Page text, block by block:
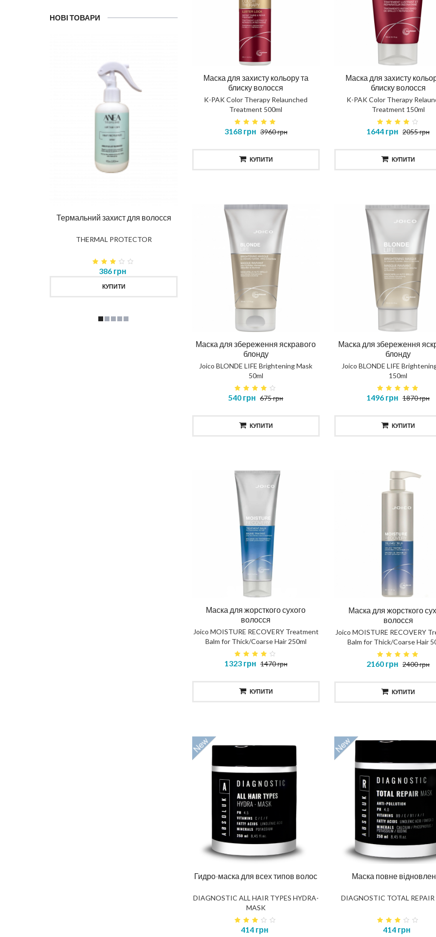
НОВІ ТОВАРИ
Термальний захист для волосся
THERMAL PROTECTOR
386 грн
КУПИТИ
КУПИТИ
SHAMPOO
КУПИТИ
Маска для захисту кольору та
блиску волосся
K-PAK Color Therapy Relaunched
Treatment 500ml
3168 грн 3960 грн
КУПИТИ
Маска для захисту
блиску волосся
K-PAK Color Therapy
Treatment 150ml
1644 грн 2055 грн
КУПИТИ
Маска для збереження яскравого
блонду
Joico BLONDE LIFE Brightening Mask
50ml
540 грн 675 грн
КУПИТИ
Маска для збереження
блонду
Joico BLONDE LIFE
150ml
1496 грн 1870 грн
КУПИТИ
Маска для жорсткого сухого
волосся
Joico MOISTURE RECOVERY Treatment
Balm for Thick/Coarse Hair 250ml
1323 грн 1470 грн
КУПИТИ
Маска для жорсткого
волосся
Joico MOISTURE RECOVERY
Balm for Thick/Coarse Hair
2160 грн 2400 грн
КУПИТИ
Гидро-маска для всех типов волос
DIAGNOSTIC ALL HAIR TYPES HYDRA-
MASK
414 грн
Маска повне
DIAGNOSTIC TOTAL REPAIR
414 грн